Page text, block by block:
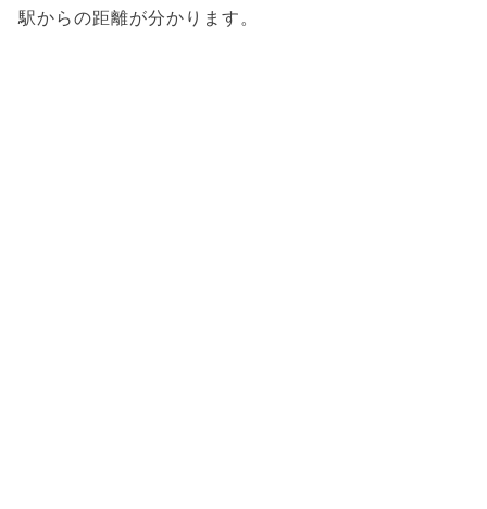
駅からの距離が分かります。